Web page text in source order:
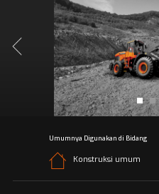
Umumnya Digunakan di Bidang
Konstruksi umum